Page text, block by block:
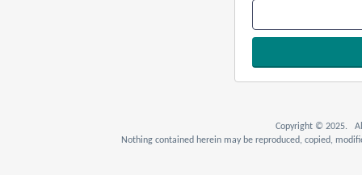
Copyright © 2025. All
Nothing contained herein may be reproduced, copied,